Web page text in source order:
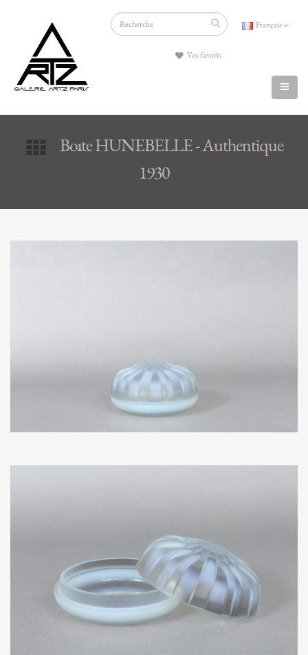
Français
Vos favoris
Boîte HUNEBELLE - Authentique
1930